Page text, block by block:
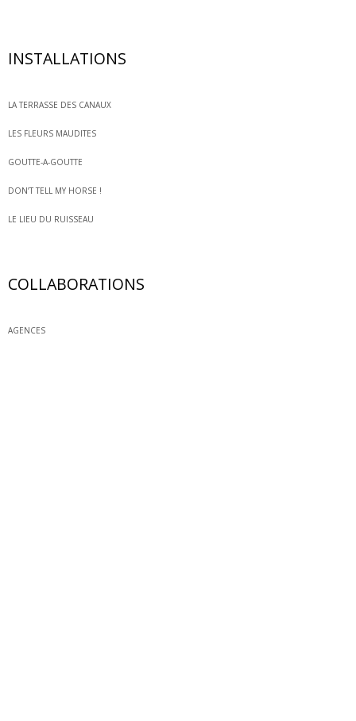
INSTALLATIONS
LA TERRASSE DES CANAUX
LES FLEURS MAUDITES
GOUTTE-A-GOUTTE
DON’T TELL MY HORSE !
LE LIEU DU RUISSEAU
COLLABORATIONS
AGENCES